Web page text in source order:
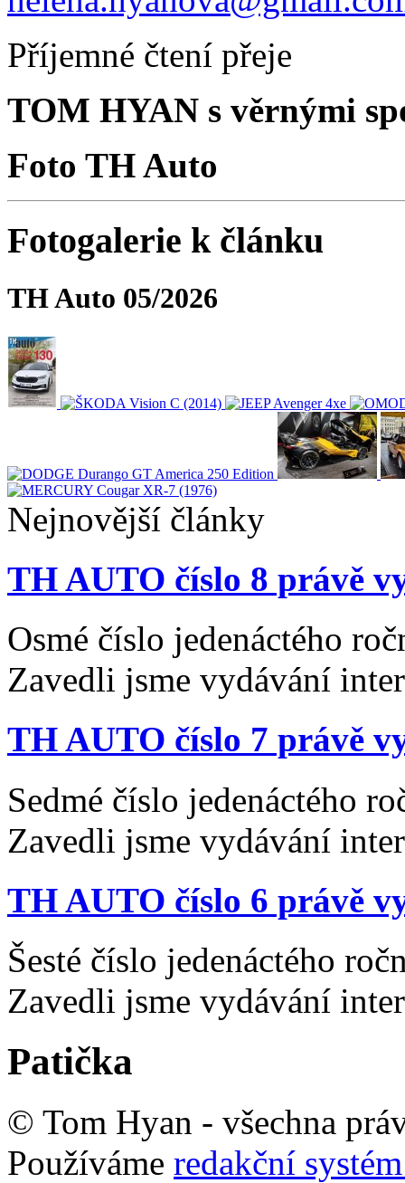
Příjemné čtení přeje
TOM HYAN s věrnými
Foto TH Auto
Fotogalerie k článku
TH Auto 05/2026
Nejnovější články
TH AUTO číslo 8 právě
Osmé číslo jedenáctého
Zavedli jsme vydávání
TH AUTO číslo 7 právě
Sedmé číslo jedenáctého
Zavedli jsme vydávání
TH AUTO číslo 6 právě
Šesté číslo jedenáctého
Zavedli jsme vydávání
Patička
© Tom Hyan - všechna
Používáme redakční